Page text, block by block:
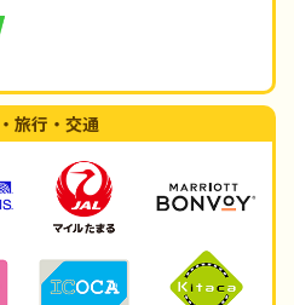
旅行・交通